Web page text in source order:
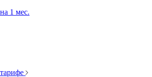
1 мес.